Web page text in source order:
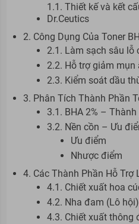
1.1. Thiết kế và kết
Dr.Ceutics
2. Công Dụng Của Toner
2.1. Làm sạch sâu lỗ
2.2. Hỗ trợ giảm
2.3. Kiểm soát dầu
3. Phân Tích Thành Phần
3.1. BHA 2% –
3.2. Nền cồn – Ưu
Ưu điểm
Nhược điểm
4. Các Thành Phần Hỗ Trợ
4.1. Chiết xuất hoa
4.2. Nha đam (Lô hội)
4.3. Chiết xuất thông